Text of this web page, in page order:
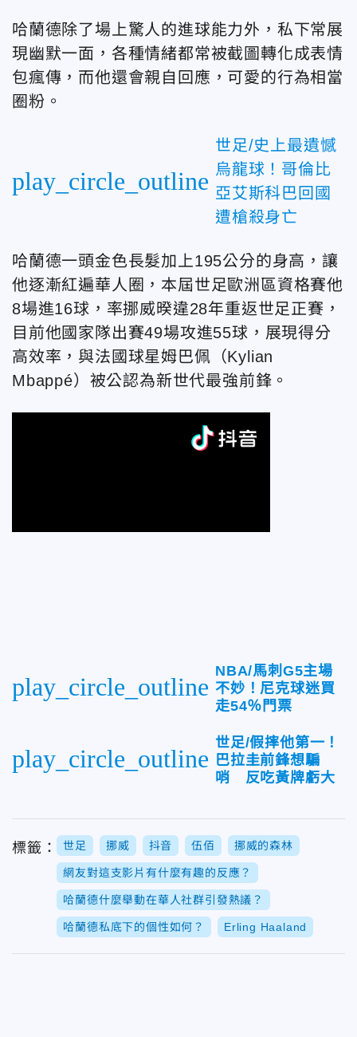
哈蘭德除了場上驚人的進球能力外，私下常展
現幽默一面，各種情緒都常被截圖轉化成表情
包瘋傳，而他還會親自回應，可愛的行為相當
圈粉。
play_circle_outline
世足/史上最遺憾
烏龍球！哥倫比
亞艾斯科巴回國
遭槍殺身亡
哈蘭德一頭金色長髮加上195公分的身高，讓
他逐漸紅遍華人圈，本屆世足歐洲區資格賽他
8場進16球，率挪威暌違28年重返世足正賽，
目前他國家隊出賽49場攻進55球，展現得分
高效率，與法國球星姆巴佩（Kylian
Mbappé）被公認為新世代最強前鋒。
play_circle_outline
NBA/馬刺G5主場
不妙！尼克球迷買
走54％門票
play_circle_outline
世足/假摔他第一！
巴拉圭前鋒想騙
哨 反吃黃牌虧大
標籤： 世足 挪威 抖音 伍佰 挪威的森林
網友對這支影片有什麼有趣的反應？
哈蘭德什麼舉動在華人社群引發熱議？
哈蘭德私底下的個性如何？ Erling Haaland